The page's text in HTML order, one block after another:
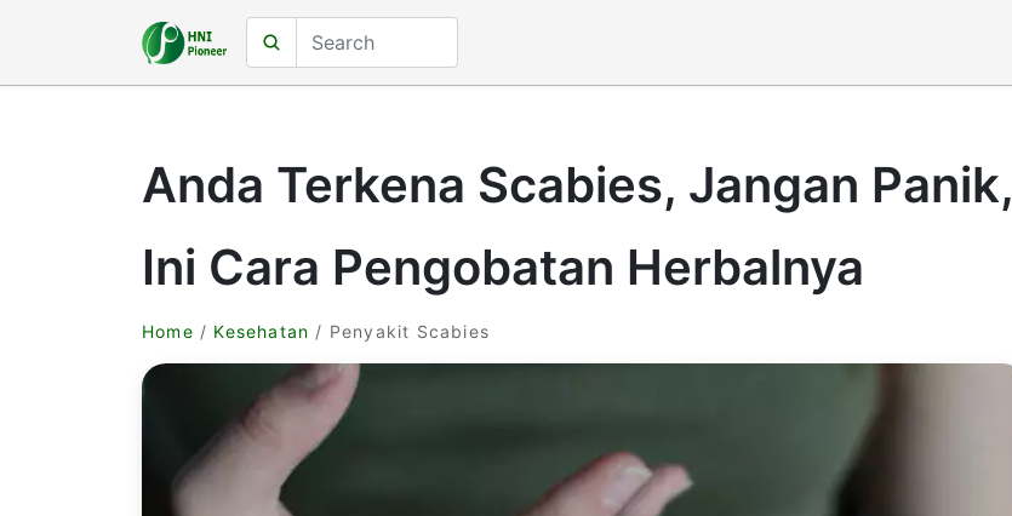
Anda Terkena Scabies, Jangan Panik,
Ini Cara Pengobatan Herbalnya
Home / Kesehatan / Penyakit Scabies